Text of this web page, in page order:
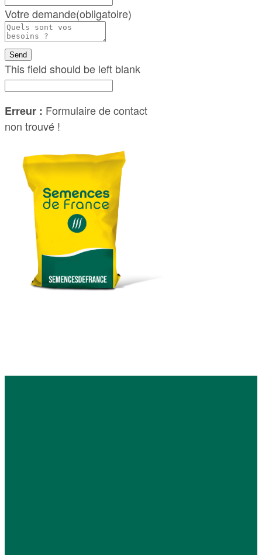
Votre demande(obligatoire)
Send
This field should be left blank
Erreur : Formulaire de contact
non trouvé !